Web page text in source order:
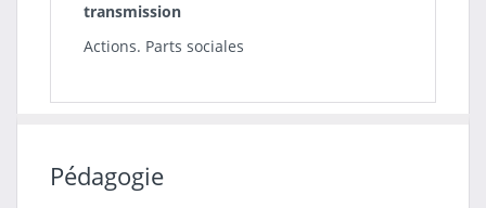
transmission
Actions. Parts sociales
Pédagogie